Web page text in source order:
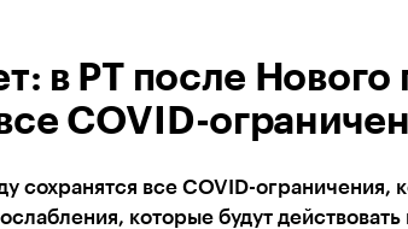
в РТ после Нового
COVID-
сохранятся все COVID-ограничения,
которые будут действовать